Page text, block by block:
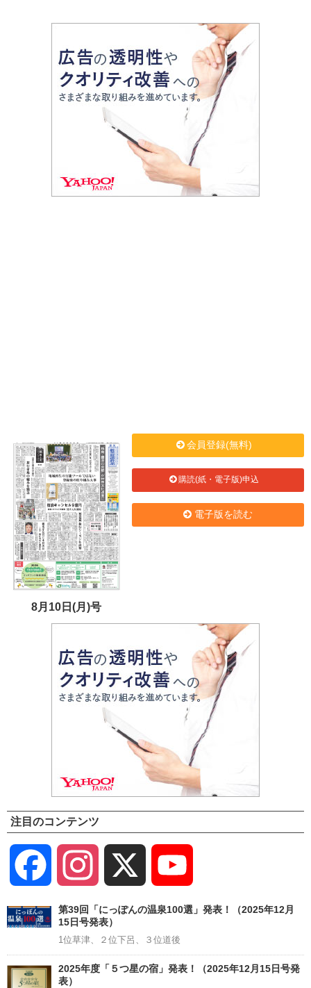
8月10日(月)号
会員登録(無料)
購読(紙・電子版)申込
電子版を読む
注目のコンテンツ
Facebook Instagram
Channel
第39回「にっぽんの温泉100選」発表！（2025年12月
15日号発表）
1位草津、２位下呂、３位道後
2025年度「５つ星の宿」発表！（2025年12月15日号発
表）